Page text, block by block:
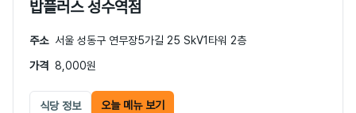
밥플러스 성수역점
주소 서울 성동구 연무장5가길 25 SkV1타워 2층
가격
8,000원
식당 정보 오늘 메뉴 보기